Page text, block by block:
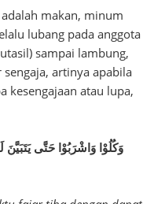
makan, minum
lubang pada anggota
sampai lambung,
artinya apabila
kesengajaan atau lupa,
وَكُلُوْا وَاشْرَبُوْا حَتَّى